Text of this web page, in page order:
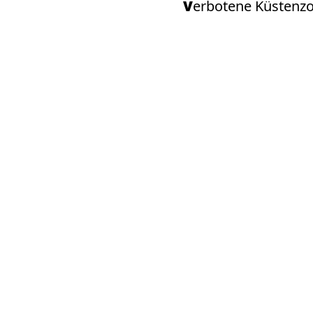
Verbotene